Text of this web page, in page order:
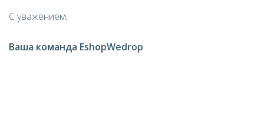
С уважением,
Ваша команда EshopWedrop